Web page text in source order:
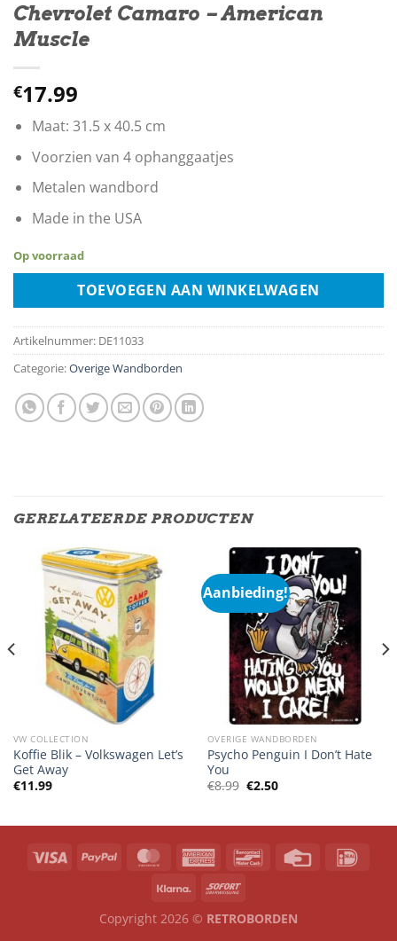
Chevrolet Camaro – American
Muscle
€17.99
Maat: 31.5 x 40.5 cm
Voorzien van 4 ophanggaatjes
Metalen wandbord
Made in the USA
Op voorraad
TOEVOEGEN AAN WINKELWAGEN
Artikelnummer: DE11033
Categorie:Overige Wandborden
GERELATEERDE PRODUCTEN
VW COLLECTION
Koffie Blik – Volkswagen Let’s
Get Away
€11.99
Aanbieding!
OVERIGE WANDBORDEN
Psycho Penguin I Don’t Hate
You
€8.99 Oorspronkelijke
€2.50Huidige
Copyright 2026 © RETROBORDEN